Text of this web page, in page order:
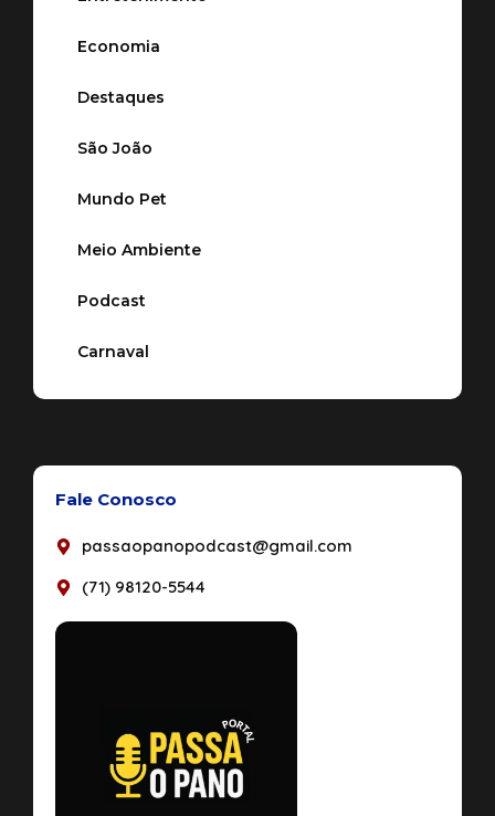
Economia
Destaques
São João
Mundo Pet
Meio Ambiente
Podcast
Carnaval
Fale Conosco
passaopanopodcast@gmail.com
(71) 98120-5544